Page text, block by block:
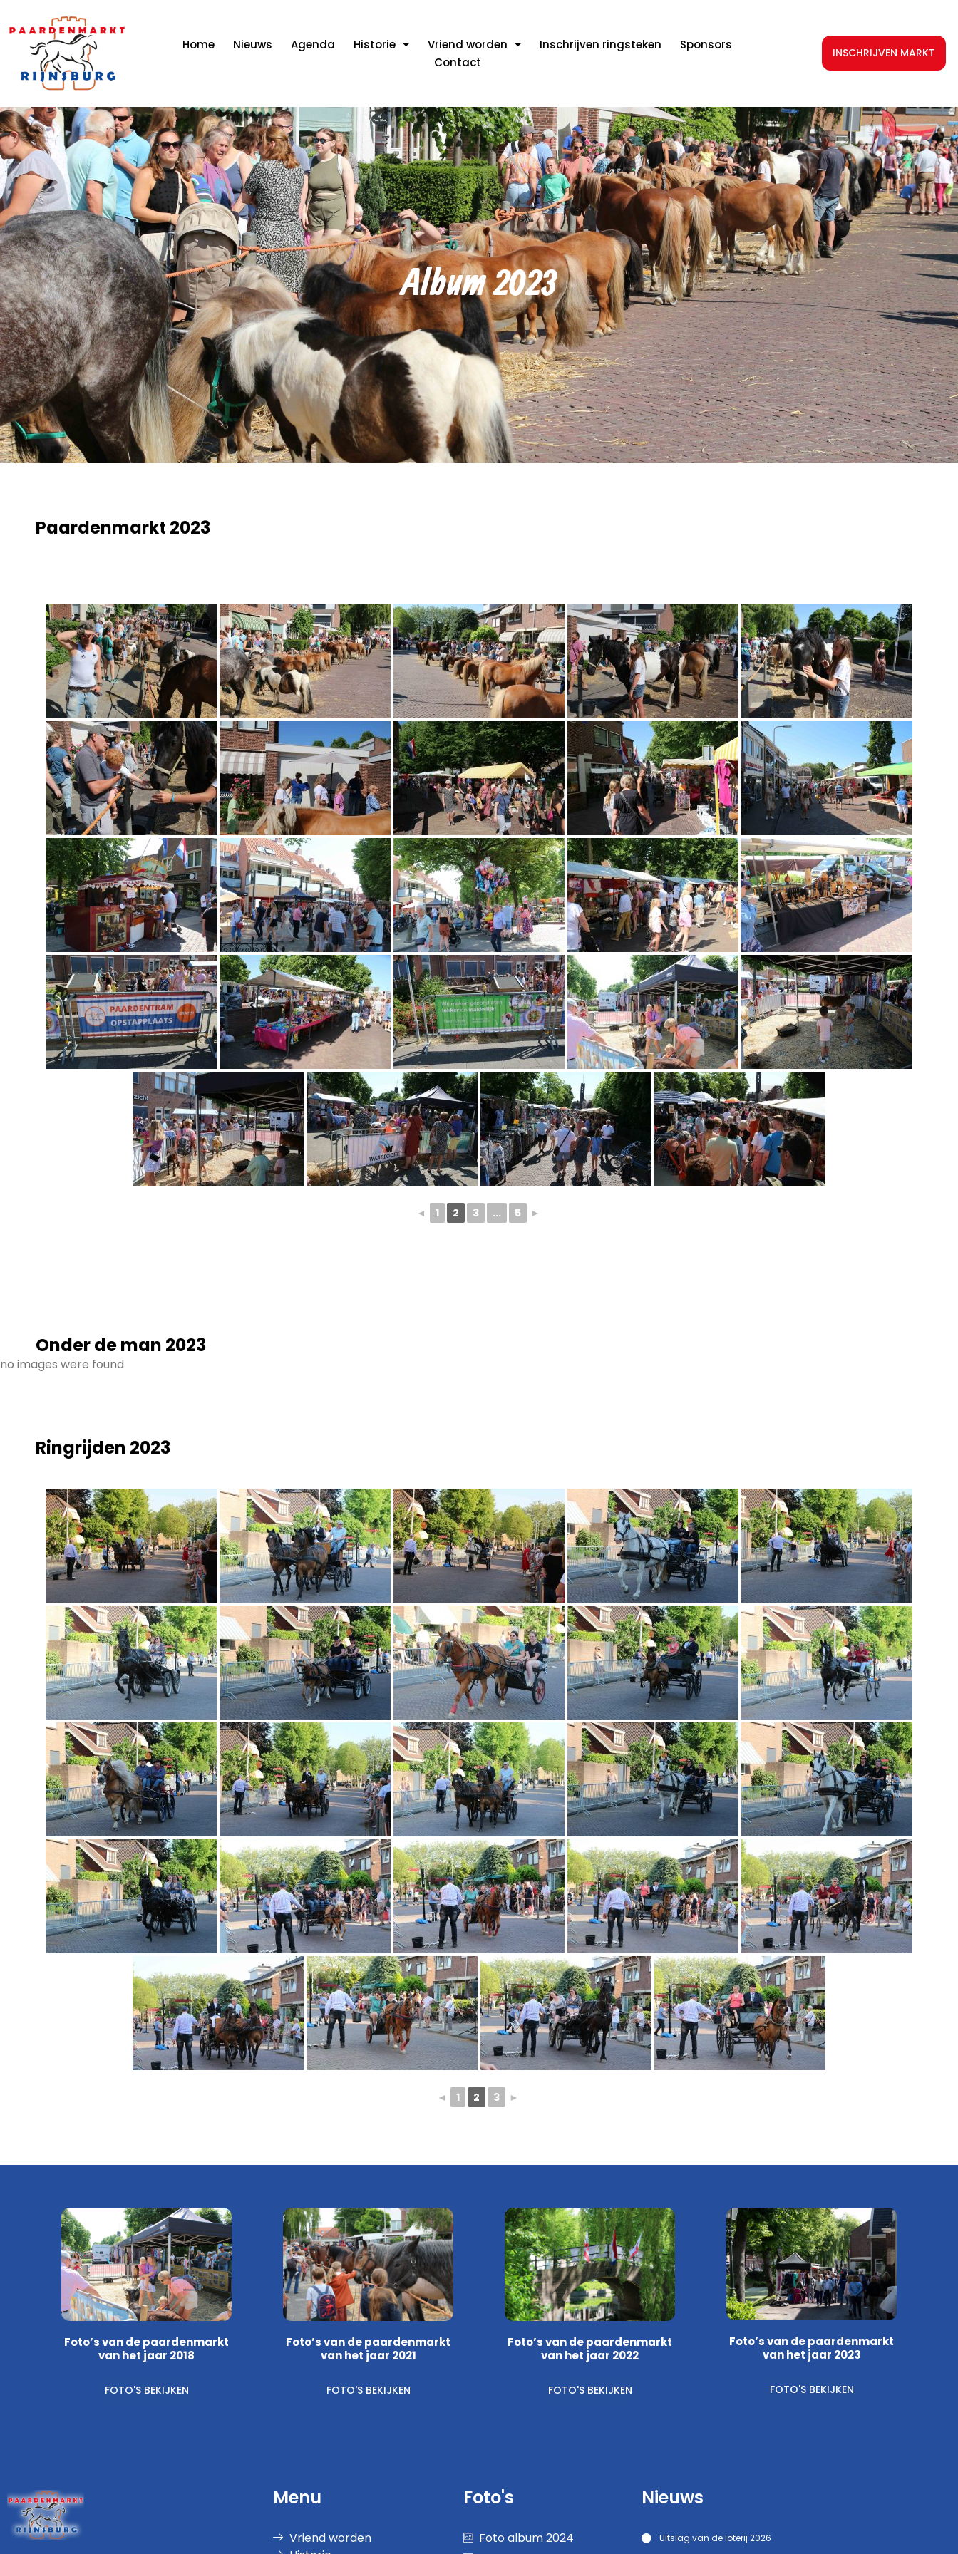
Home Nieuws Agenda Historie Vriend worden Inschrijven ringsteken
Sponsors
Contact
INSCHRIJVEN MARKT
Album 2023
Paardenmarkt 2023
◄ 1 2 3 ... 5 ►
Onder de man 2023
no images were found
Ringrijden 2023
◄ 1 2 3 ►
Foto’s van de paardenmarkt
van het jaar 2018
FOTO'S BEKIJKEN
Foto’s van de paardenmarkt
van het jaar 2021
FOTO'S BEKIJKEN
Foto’s van de paardenmarkt
van het jaar 2022
FOTO'S BEKIJKEN
Foto’s van de paardenmarkt
van het jaar 2023
FOTO'S BEKIJKEN
Menu
Vriend worden
Foto's
Foto album 2024
Nieuws
Uitslag van de loterij 2026